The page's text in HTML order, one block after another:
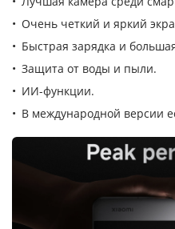
Очень четкий и яркий
Быстрая зарядка и
Защита от воды и пыли.
ИИ-функции.
В международной версии